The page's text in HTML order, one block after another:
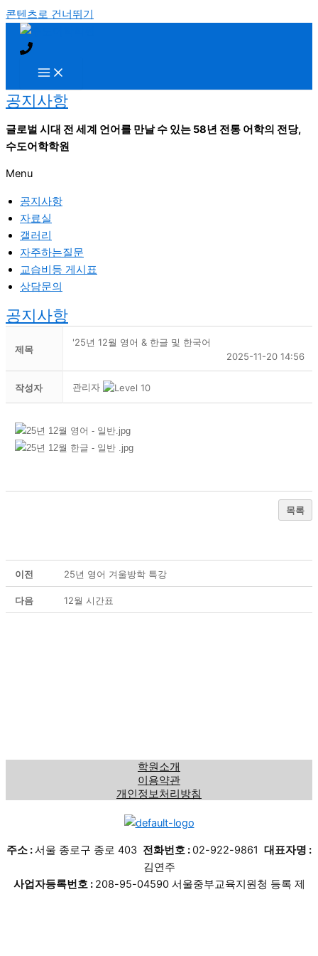
콘텐츠로 건너뛰기
공지사항
글로벌 시대 전 세계 언어를 만날 수 있는 58년 전통 어학의 전당,
수도어학학원
Menu
공지사항
자료실
갤러리
자주하는질문
교습비등 게시표
상담문의
공지사항
제목
'25년 12월 영어 & 한글 및 한국어
2025-11-20 14:56
작성자 관리자
목록
이전 25년 영어 겨울방학 특강
다음 12월 시간표
학원소개
이용약관
개인정보처리방침
주소 :서울 종로구 종로 403 전화번호 :02-922-9861 대표자명 :
김연주
사업자등록번호 : 208-95-04590 서울중부교육지원청 등록 제